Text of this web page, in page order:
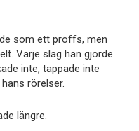
som ett proffs, men
Varje slag han gjorde
inte, tappade inte
rörelser.
längre.